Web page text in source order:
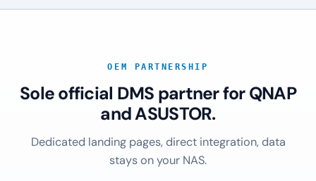
OEM PARTNERSHIP
Sole official DMS partner for QNAP
and ASUSTOR.
Dedicated landing pages, direct integration, data
stays on your NAS.